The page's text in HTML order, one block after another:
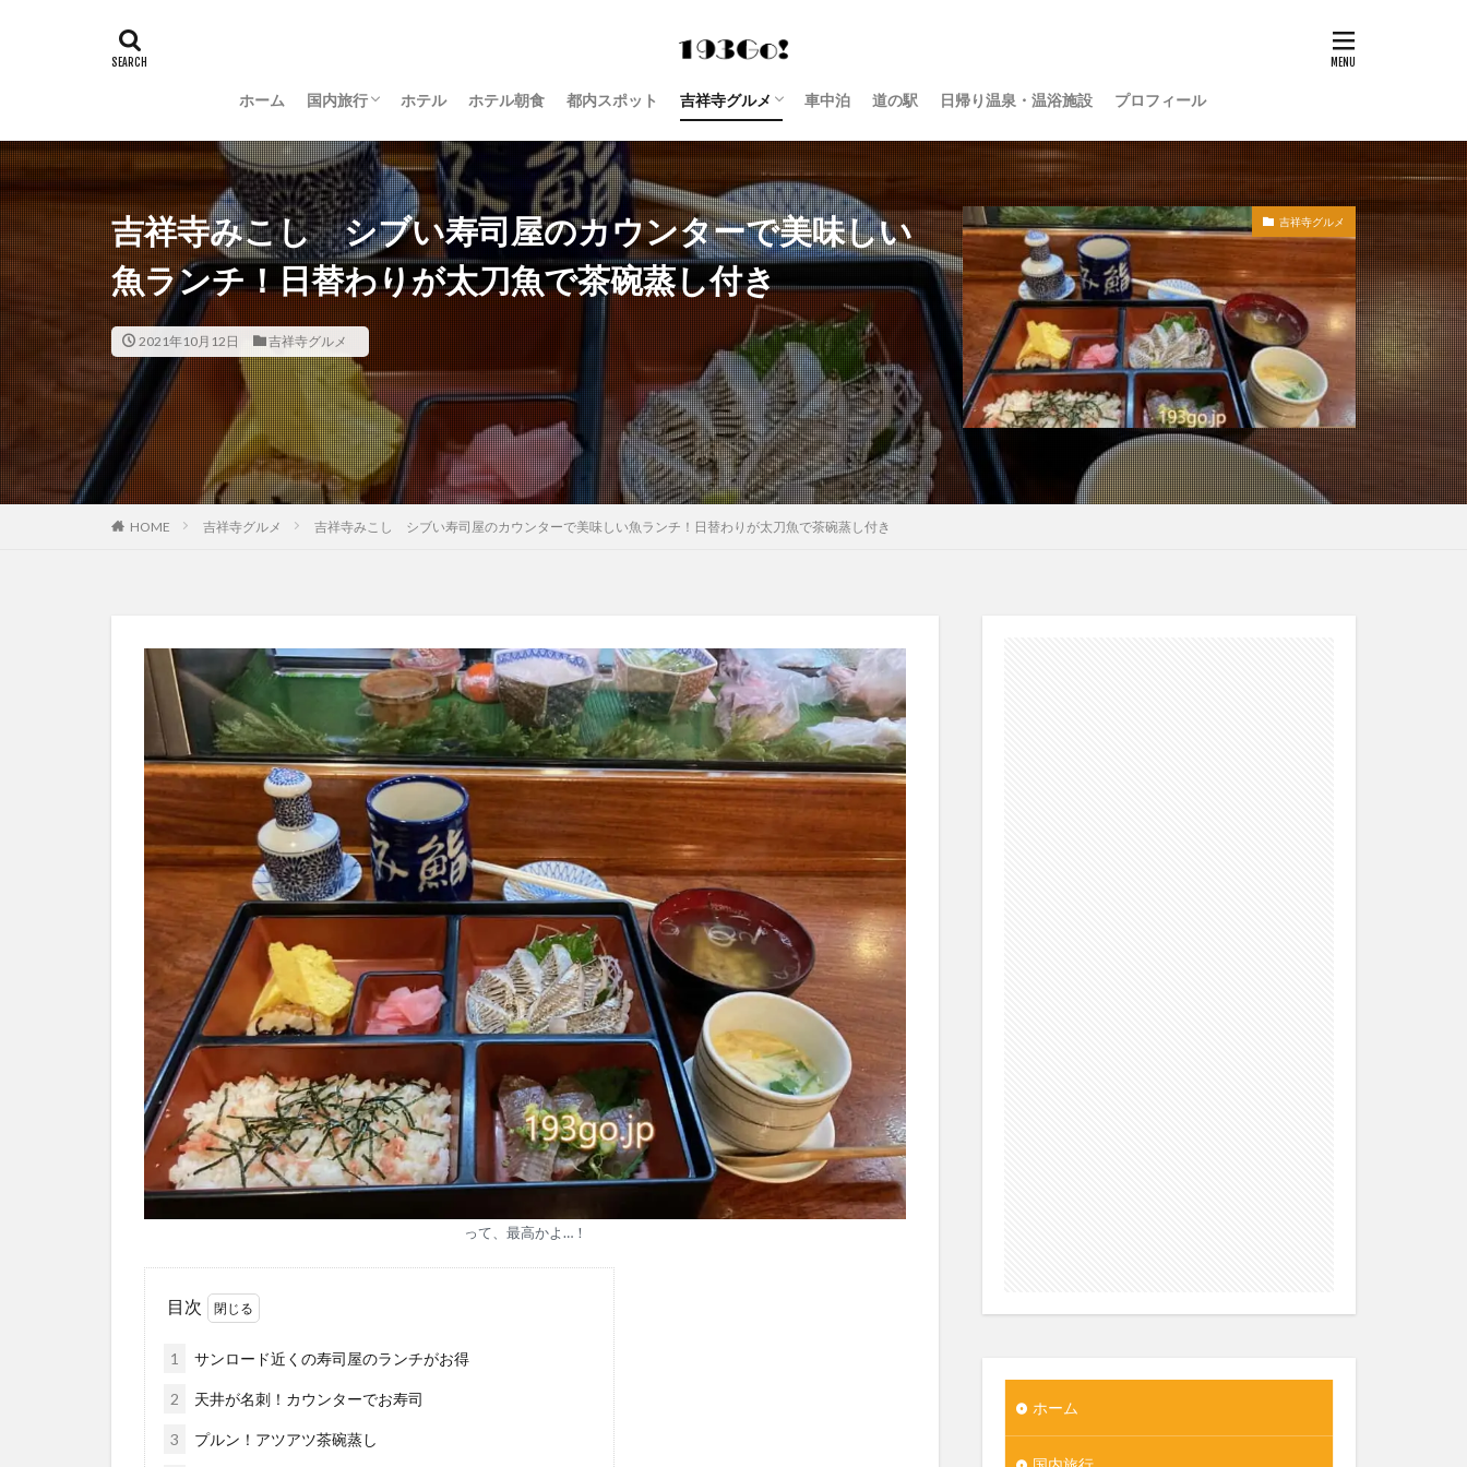
ホーム 国内旅行
羽田空港グルメ
大阪
京都
沖縄
新潟
長野
茨城
富山
金沢
山梨
ホテル ホテル朝食 都内スポット 吉祥寺グルメ
西荻窪 グルメ
車中泊 道の駅 日帰り温泉・温浴施設 プロフィール
吉祥寺みこし シブい寿司屋のカウンターで美味しい
魚ランチ！日替わりが太刀魚で茶碗蒸し付き
2021年10月12日 吉祥寺グルメ
吉祥寺グルメ
HOME 吉祥寺グルメ 吉祥寺みこし シブい寿司屋のカウンターで美味しい魚ランチ！日替わりが太刀魚で茶碗蒸し付き
って、最高かよ…！
目次
1 サンロード近くの寿司屋のランチがお得
2 天井が名刺！カウンターでお寿司
3 プルン！アツアツ茶碗蒸し
ホーム